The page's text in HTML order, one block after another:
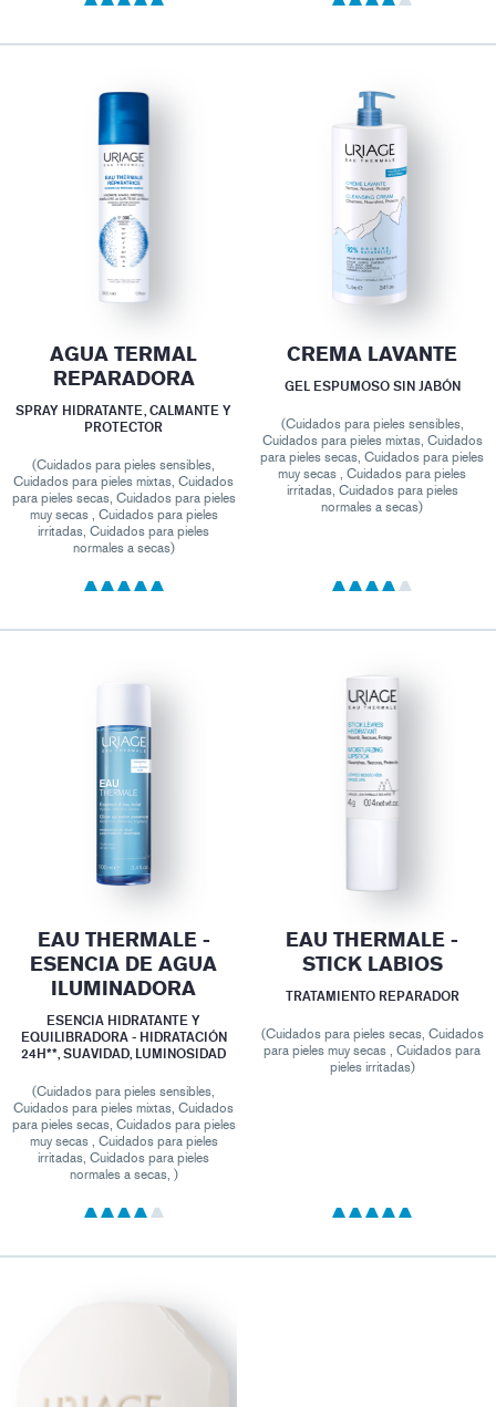
AGUA TERMAL
REPARADORA
SPRAY HIDRATANTE, CALMANTE Y
PROTECTOR
(Cuidados para pieles sensibles,
Cuidados para pieles mixtas, Cuidados
para pieles secas, Cuidados para pieles
muy secas , Cuidados para pieles
irritadas, Cuidados para pieles
normales a secas)
CREMA LAVANTE
GEL ESPUMOSO SIN JABÓN
(Cuidados para pieles sensibles,
Cuidados para pieles mixtas, Cuidados
para pieles secas, Cuidados para pieles
muy secas , Cuidados para pieles
irritadas, Cuidados para pieles
normales a secas)
EAU THERMALE -
ESENCIA DE AGUA
ILUMINADORA
ESENCIA HIDRATANTE Y
EQUILIBRADORA - HIDRATACIÓN
24H**, SUAVIDAD, LUMINOSIDAD
(Cuidados para pieles sensibles,
Cuidados para pieles mixtas, Cuidados
para pieles secas, Cuidados para pieles
muy secas , Cuidados para pieles
irritadas, Cuidados para pieles
normales a secas, )
EAU THERMALE -
STICK LABIOS
TRATAMIENTO REPARADOR
(Cuidados para pieles secas, Cuidados
para pieles muy secas , Cuidados para
pieles irritadas)